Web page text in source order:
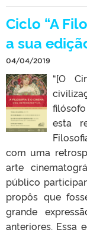
Ciclo “A
a sua
04/04/2019
“[O
filósofo
esta
com uma
arte
público
propôs que
grande
anteriores. Essa